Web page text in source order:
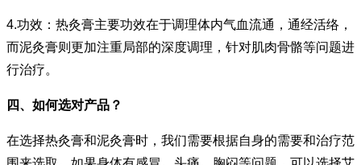
4.功效：热灸膏主要功效在于调理体内气血流通，通经活络，
而泥灸膏则更加注重局部的深度调理，针对肌肉骨骼等问题进
行治疗。
四、如何选对产品？
在选择热灸膏和泥灸膏时，我们需要根据自身的需要和治疗范